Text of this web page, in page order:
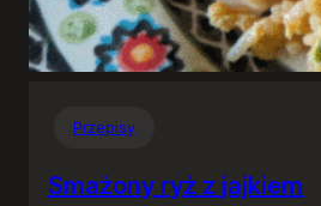
Przepisy
Smażony ryż z jajkiem